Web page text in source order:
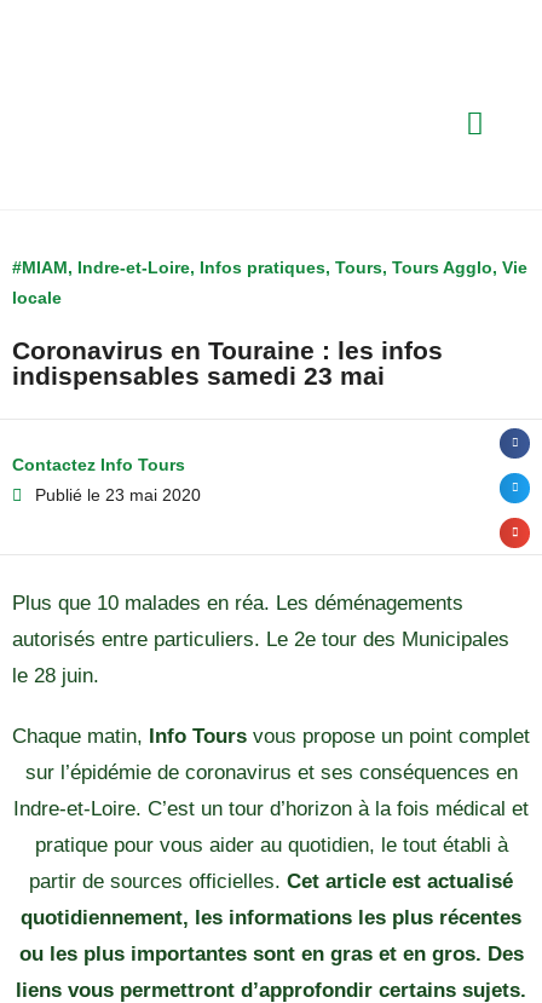
#MIAM, Indre-et-Loire, Infos pratiques, Tours, Tours Agglo, Vie
locale
Coronavirus en Touraine : les infos
indispensables samedi 23 mai
Contactez Info Tours
Publié le 23 mai 2020
Plus que 10 malades en réa. Les déménagements
autorisés entre particuliers. Le 2e tour des Municipales
le 28 juin.
Chaque matin, Info Tours vous propose un point complet
sur l’épidémie de coronavirus et ses conséquences en
Indre-et-Loire. C’est un tour d’horizon à la fois médical et
pratique pour vous aider au quotidien, le tout établi à
partir de sources officielles. Cet article est actualisé
quotidiennement, les informations les plus récentes
ou les plus importantes sont en gras et en gros. Des
liens vous permettront d’approfondir certains sujets.